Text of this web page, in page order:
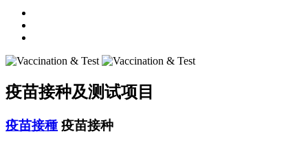
疫苗接种及测试项目
疫苗接種 疫苗接种